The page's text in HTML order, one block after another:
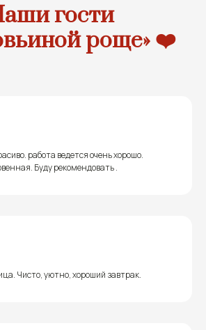
гости
роще» ❤️
работа ведется очень хорошо.
Буду рекомендовать .
Чисто, уютно, хороший завтрак.